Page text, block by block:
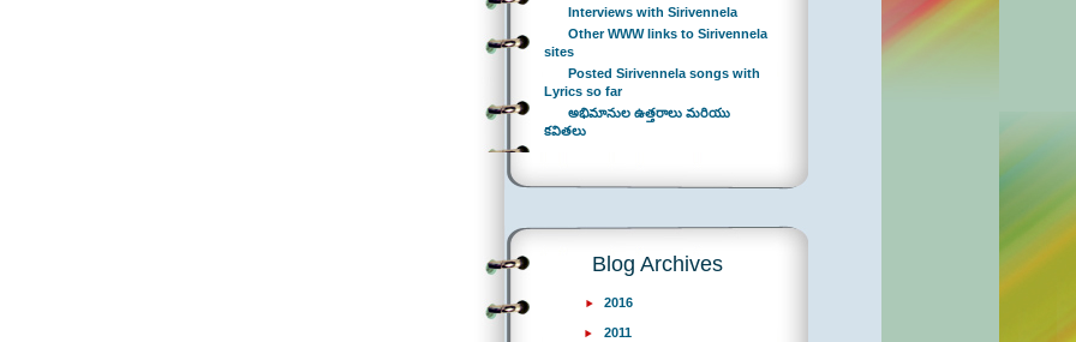
Interviews with Sirivennela
Other WWW links to Sirivennela
sites
Posted Sirivennela songs with
Lyrics so far
అభిమానుల ఉత్తరాలు మరియు
కవితలు
Blog Archives
2016
2011